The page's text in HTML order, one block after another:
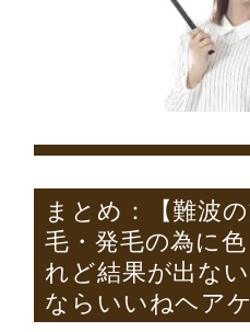
まとめ：
【難波
毛・発毛の為に
れど結果が出ない
ならいいねヘア